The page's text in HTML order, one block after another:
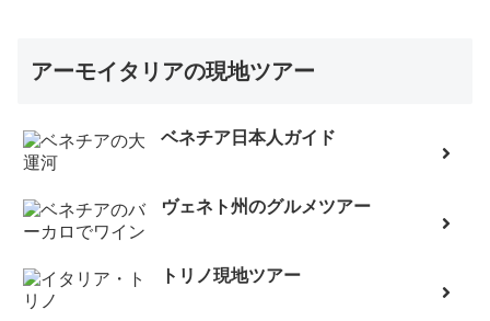
アーモイタリアの現地ツアー
ベネチア日本人ガイド
ヴェネト州のグルメツアー
トリノ現地ツアー